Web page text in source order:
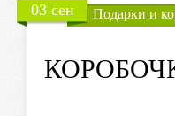
03 сен Подарки и